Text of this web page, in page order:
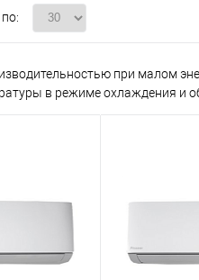
при малом
в режиме охлаждения и